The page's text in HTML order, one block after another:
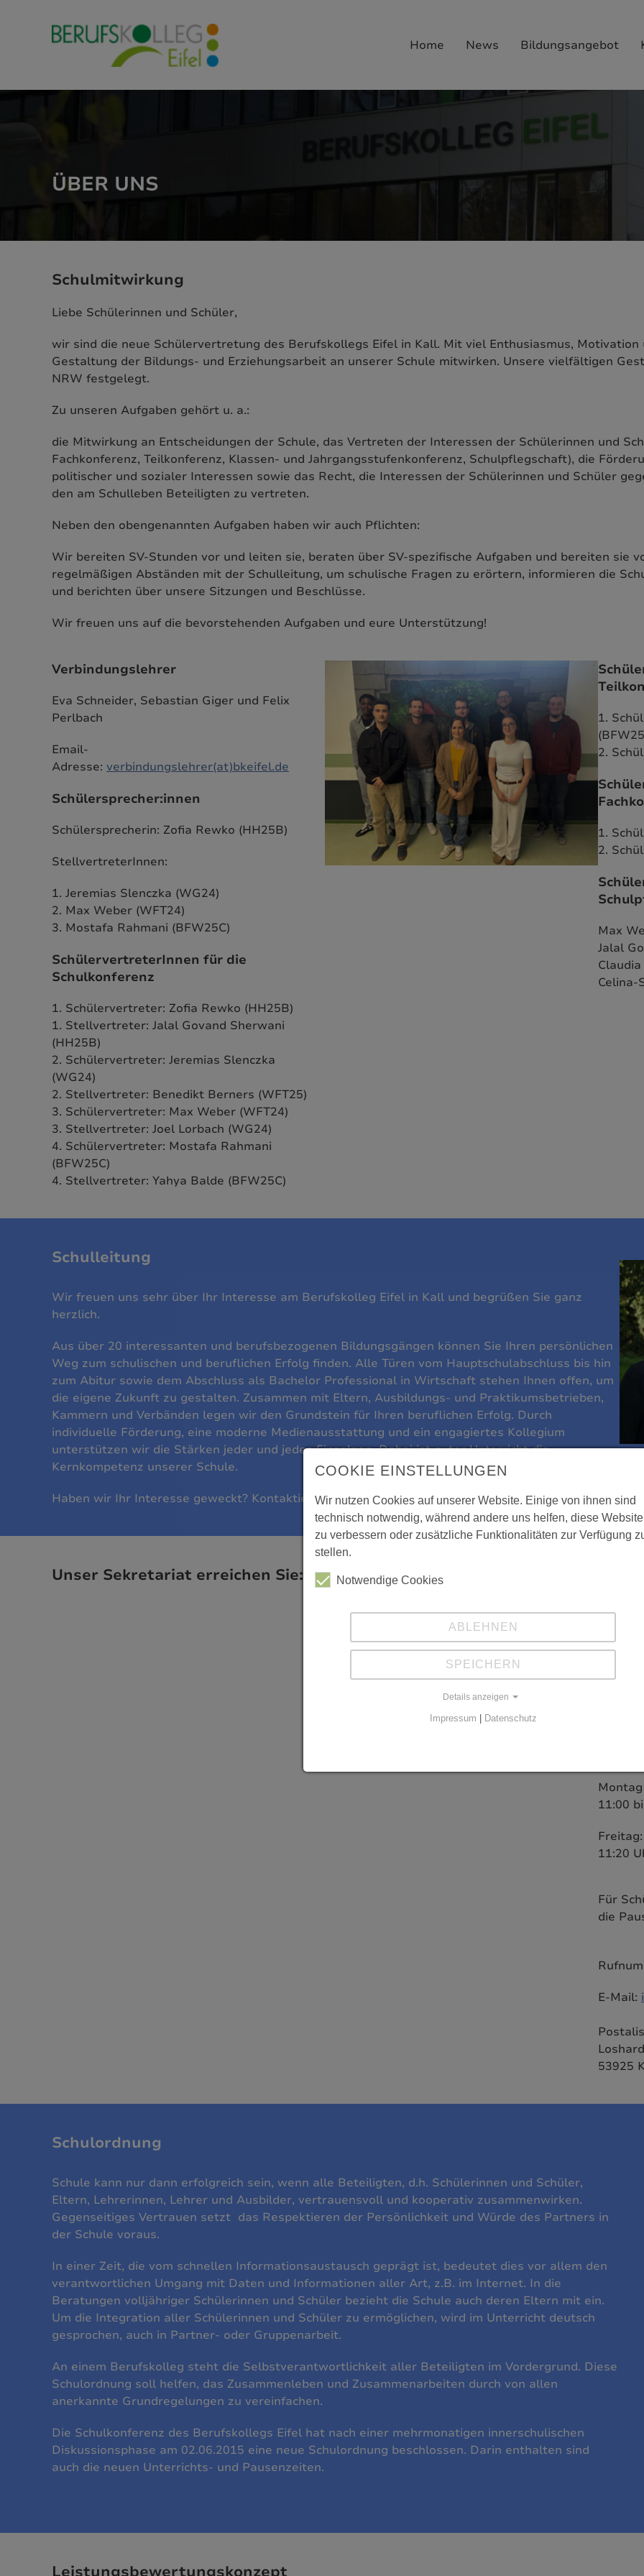
Home News Bildungsangebot
ÜBER UNS
Schulmitwirkung
Liebe Schülerinnen und Schüler,
wir sind die neue Schülervertretung des Berufskollegs Eifel in Kall. Mit viel Enthusiasmus,
Gestaltung der Bildungs- und Erziehungsarbeit an unserer Schule mitwirken. Unsere vielfältigen
NRW festgelegt.
Zu unseren Aufgaben gehört u. a.:
die Mitwirkung an Entscheidungen der Schule, das Vertreten der Interessen der Schülerinnen und
Fachkonferenz, Teilkonferenz, Klassen- und Jahrgangsstufenkonferenz, Schulpflegschaft), die
politischer und sozialer Interessen sowie das Recht, die Interessen der Schülerinnen und Schüler
den am Schulleben Beteiligten zu vertreten.
Neben den obengenannten Aufgaben haben wir auch Pflichten:
Wir bereiten SV-Stunden vor und leiten sie, beraten über SV-spezifische Aufgaben und bereiten sie
regelmäßigen Abständen mit der Schulleitung, um schulische Fragen zu erörtern, informieren die
und berichten über unsere Sitzungen und Beschlüsse.
Wir freuen uns auf die bevorstehenden Aufgaben und eure Unterstützung!
Verbindungslehrer
Eva Schneider, Sebastian Giger und Felix
Perlbach
Email-
Adresse: verbindungslehrer(at)bkeifel.de
Schülersprecher:innen
Schülersprecherin: Zofia Rewko (HH25B)
StellvertreterInnen:
1. Jeremias Slenczka (WG24)
2. Max Weber (WFT24)
3. Mostafa Rahmani (BFW25C)
SchülervertreterInnen für die
Schulkonferenz
1. Schülervertreter: Zofia Rewko (HH25B)
1. Stellvertreter: Jalal Govand Sherwani
(HH25B)
2. Schülervertreter: Jeremias Slenczka
(WG24)
2. Stellvertreter: Benedikt Berners (WFT25)
3. Schülervertreter: Max Weber (WFT24)
3. Stellvertreter: Joel Lorbach (WG24)
4. Schülervertreter: Mostafa Rahmani
(BFW25C)
4. Stellvertreter: Yahya Balde (BFW25C)
1.
2.
1.
2.
Max
Jalal
Celina-
Schulleitung
Wir freuen uns sehr über Ihr Interesse am Berufskolleg Eifel in Kall und begrüßen Sie ganz
herzlich.
Aus über 20 interessanten und berufsbezogenen Bildungsgängen können Sie Ihren persönlichen
Weg zum schulischen und beruflichen Erfolg finden. Alle Türen vom Hauptschulabschluss bis hin
zum Abitur sowie dem Abschluss als Bachelor Professional in Wirtschaft stehen Ihnen offen, um
die eigene Zukunft zu gestalten. Zusammen mit Eltern, Ausbildungs- und Praktikumsbetrieben,
Kammern und Verbänden legen wir den Grundstein für Ihren beruflichen Erfolg. Durch
individuelle Förderung, eine moderne Medienausstattung und ein engagiertes Kollegium
unterstützen wir die Stärken jeder und jedes Einzelnen. Dabei ist guter Unterricht die
Kernkompetenz unserer Schule.
Haben wir Ihr Interesse geweckt? Kontaktieren Sie uns oder erleben Sie unsere Schule!
Unser Sekretariat erreichen Sie:
Ihre Ansprechpartnerinnen
Frau Becker
Sie
11:00
11:20
Für
die
E-Mail:
53925
Schulordnung
Schule kann nur dann erfolgreich sein, wenn alle Beteiligten, d.h. Schülerinnen und Schüler,
Eltern, Lehrerinnen, Lehrer und Ausbilder, vertrauensvoll und kooperativ zusammenwirken.
Gegenseitiges Vertrauen setzt das Respektieren der Persönlichkeit und Würde des Partners in
der Schule voraus.
In einer Zeit, die vom schnellen Informationsaustausch geprägt ist, bedeutet dies vor allem den
verantwortlichen Umgang mit Daten und Informationen aller Art, z.B. im Internet. In die
Beratungen volljähriger Schülerinnen und Schüler bezieht die Schule auch deren Eltern mit ein.
Um die Integration aller Schülerinnen und Schüler zu ermöglichen, wird im Unterricht deutsch
gesprochen, auch in Partner- oder Gruppenarbeit.
An einem Berufskolleg steht die Selbstverantwortlichkeit aller Beteiligten im Vordergrund. Diese
Schulordnung soll helfen, das Zusammenleben und Zusammenarbeiten durch von allen
anerkannte Grundregelungen zu vereinfachen.
Die Schulkonferenz des Berufskollegs Eifel hat nach einer mehrmonatigen innerschulischen
Diskussionsphase am 02.06.2015 eine neue Schulordnung beschlossen. Darin enthalten sind
auch die neuen Unterrichts- und Pausenzeiten.
Leistungsbewertungskonzept
COOKIE EINSTELLUNGEN
Wir nutzen Cookies auf unserer Website. Einige von ihnen sind
technisch notwendig, während andere uns helfen, diese Website
zu verbessern oder zusätzliche Funktionalitäten zur Verfügung
stellen.
Notwendige Cookies
ABLEHNEN
SPEICHERN
Details anzeigen
Impressum Datenschutz